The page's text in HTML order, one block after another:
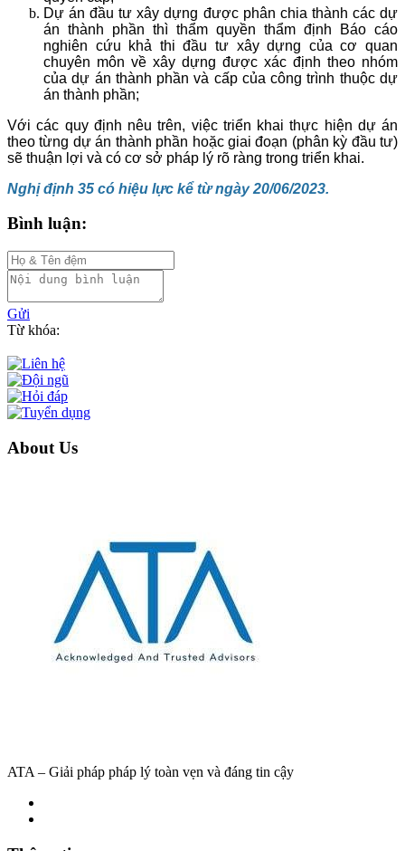
Dự án đầu tư xây dựng được phân chia thành các dự
án thành phần thì thẩm quyền thẩm định Báo cáo
nghiên cứu khả thi đầu tư xây dựng của cơ quan
chuyên môn về xây dựng được xác định theo nhóm
của dự án thành phần và cấp của công trình thuộc dự
án thành phần;
Với các quy định nêu trên, việc triển khai thực hiện dự án
theo từng dự án thành phần hoặc giai đoạn (phân kỳ đầu tư)
sẽ thuận lợi và có cơ sở pháp lý rõ ràng trong triển khai.
Nghị định 35 có hiệu lực kể từ ngày 20/06/2023.
Bình luận:
Gửi
Từ khóa:
About Us
ATA – Giải pháp pháp lý toàn vẹn và đáng tin cậy